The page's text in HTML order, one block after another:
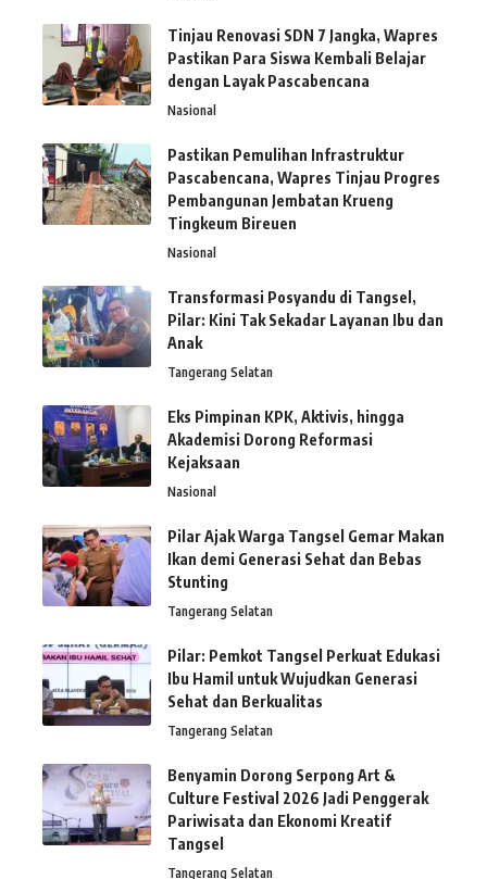
Tinjau Renovasi SDN 7 Jangka, Wapres
Pastikan Para Siswa Kembali Belajar
dengan Layak Pascabencana
Nasional
Pastikan Pemulihan Infrastruktur
Pascabencana, Wapres Tinjau Progres
Pembangunan Jembatan Krueng
Tingkeum Bireuen
Nasional
Transformasi Posyandu di Tangsel,
Pilar: Kini Tak Sekadar Layanan Ibu dan
Anak
Tangerang Selatan
Eks Pimpinan KPK, Aktivis, hingga
Akademisi Dorong Reformasi
Kejaksaan
Nasional
Pilar Ajak Warga Tangsel Gemar Makan
Ikan demi Generasi Sehat dan Bebas
Stunting
Tangerang Selatan
Pilar: Pemkot Tangsel Perkuat Edukasi
Ibu Hamil untuk Wujudkan Generasi
Sehat dan Berkualitas
Tangerang Selatan
Benyamin Dorong Serpong Art &
Culture Festival 2026 Jadi Penggerak
Pariwisata dan Ekonomi Kreatif
Tangsel
Tangerang Selatan